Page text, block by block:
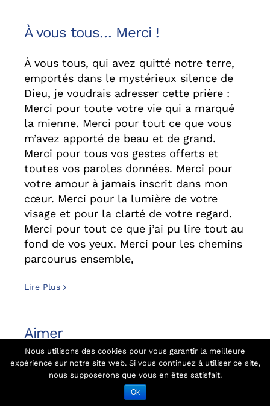
À vous tous… Merci !
À vous tous, qui avez quitté notre terre,
emportés dans le mystérieux silence de
Dieu, je voudrais adresser cette prière :
Merci pour toute votre vie qui a marqué
la mienne. Merci pour tout ce que vous
m’avez apporté de beau et de grand.
Merci pour tous vos gestes offerts et
toutes vos paroles données. Merci pour
votre amour à jamais inscrit dans mon
cœur. Merci pour la lumière de votre
visage et pour la clarté de votre regard.
Merci pour tout ce que j’ai pu lire tout au
fond de vos yeux. Merci pour les chemins
parcourus ensemble,
Lire Plus
Aimer
Aimer, c'est être capable de dire : « Viens
faire un tour chez moi ». Aimer, c'est
pouvoir dire à l'autre : « J'ai besoin de toi
Nous utilisons des cookies pour vous garantir la meilleure
expérience sur notre site web. Si vous continuez à utiliser ce site,
nous supposerons que vous en êtes satisfait.
Ok